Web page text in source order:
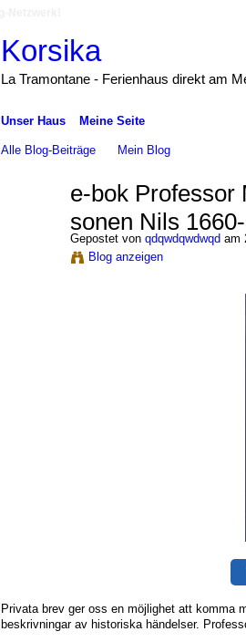
Korsika
La Tramontane - Ferienhaus direkt am
Unser Haus Meine Seite
Alle Blog-Beiträge Mein Blog
e-bok Professor
sonen Nils
Gepostet von qdqwdqwdwqdam
Blog anzeigen
Privata brev ger oss en möjlighet att komma
beskrivningar av historiska händelser.